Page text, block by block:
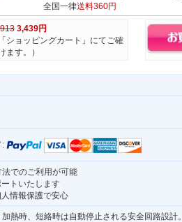
全国一律送料360円
3,439円
ショッピングカート」にてご確
ます。）
:
でのご利用が可能
トいたします
情報保護で安心
熱時、短絡時は自動停止される安全回路設計。